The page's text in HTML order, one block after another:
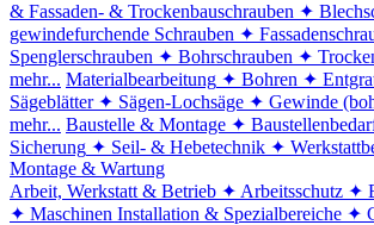
& Fassaden- & Trockenbauschrauben ✦
gewindefurchende Schrauben ✦
Spenglerschrauben ✦ Bohrschrauben ✦
mehr... Materialbearbeitung ✦ Bohren ✦
Sägeblätter ✦ Sägen-Lochsäge ✦ Gewinde
mehr... Baustelle & Montage ✦
Sicherung ✦ Seil- & Hebetechnik ✦
Montage & Wartung
Arbeit, Werkstatt & Betrieb ✦ Arbeitsschutz ✦
✦ Maschinen Installation & Spezialbereiche ✦